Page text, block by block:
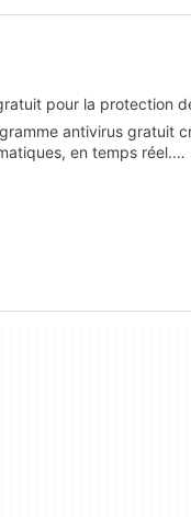
pour la protection
antivirus gratuit
en temps réel.…